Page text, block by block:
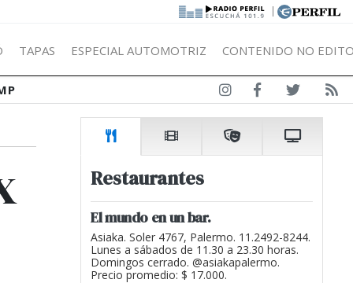
|
TAPAS ESPECIAL AUTOMOTRIZ CONTENIDO NO
Restaurantes
El mundo en un bar.
Asiaka. Soler 4767, Palermo. 11.2492-8244.
Lunes a sábados de 11.30 a 23.30 horas.
Domingos cerrado. @asiakapalermo.
Precio promedio: $ 17.000.